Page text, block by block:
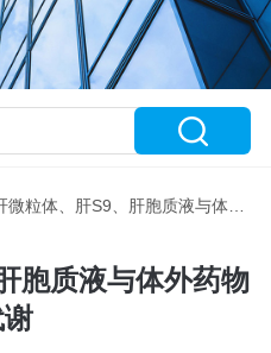
粒体、肝S9、肝胞质液与体外药物代谢
胞质液与体外药物